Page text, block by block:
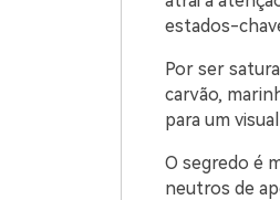
estados-
Por ser
carvão,
para um
O segredo é
neutros de